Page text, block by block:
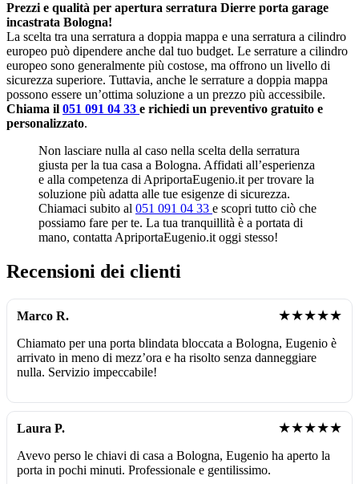
Prezzi e qualità per apertura serratura Dierre porta garage
incastrata Bologna!
La scelta tra una serratura a doppia mappa e una serratura a cilindro
europeo può dipendere anche dal tuo budget. Le serrature a cilindro
europeo sono generalmente più costose, ma offrono un livello di
sicurezza superiore. Tuttavia, anche le serrature a doppia mappa
possono essere un’ottima soluzione a un prezzo più accessibile.
Chiama il 051 091 04 33 e richiedi un preventivo gratuito e
personalizzato.
Non lasciare nulla al caso nella scelta della serratura
giusta per la tua casa a Bologna. Affidati all’esperienza
e alla competenza di ApriportaEugenio.it per trovare la
soluzione più adatta alle tue esigenze di sicurezza.
Chiamaci subito al 051 091 04 33 e scopri tutto ciò che
possiamo fare per te. La tua tranquillità è a portata di
mano, contatta ApriportaEugenio.it oggi stesso!
Recensioni dei clienti
Marco R. ★★★★★
Chiamato per una porta blindata bloccata a Bologna, Eugenio è
arrivato in meno di mezz’ora e ha risolto senza danneggiare
nulla. Servizio impeccabile!
Laura P. ★★★★★
Avevo perso le chiavi di casa a Bologna, Eugenio ha aperto la
porta in pochi minuti. Professionale e gentilissimo.